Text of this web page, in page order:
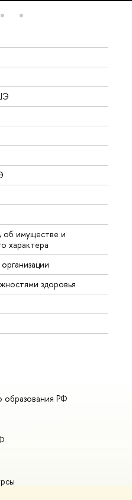
об имуществе и
характера
здоровья
образования РФ